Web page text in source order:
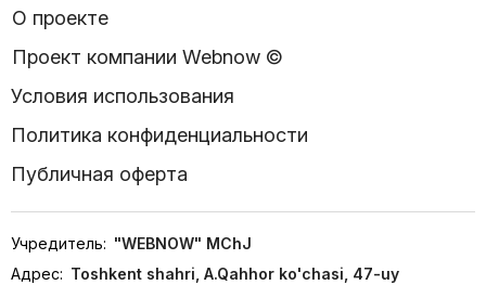
О проекте
Проект компании Webnow ©
Условия использования
Политика конфиденциальности
Публичная оферта
Учредитель: "WEBNOW" MChJ
Адрес: Toshkent shahri, A.Qahhor ko'chasi, 47-uy